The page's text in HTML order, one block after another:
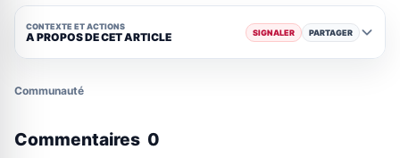
CONTEXTE ET ACTIONS
A PROPOS DE CET ARTICLE SIGNALER PARTAGER
Communauté
Commentaires 0